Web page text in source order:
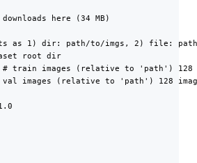
here (34 MB)
as 1) dir: path/to/imgs, 2) file:
root dir
train images (relative to 'path') 128
images (relative to 'path') 128